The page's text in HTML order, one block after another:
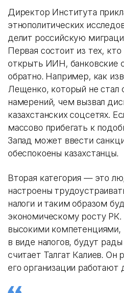
Директор Института
этнополитических
делит российскую
Первая состоит из тех,
открыть ИИН, банковские
обратно. Например, как
Лещенко, который не стал
намерений, чем вызвал
казахстанских соцсетях.
массово прибегать к
Запад может ввести
обеспокоены казахстанцы.
Вторая категория — это
настроены
налоги и таким образом
экономическому росту
высокими компетенциями,
в виде налогов, будут
считает Талгат Калиев. Он
его организации